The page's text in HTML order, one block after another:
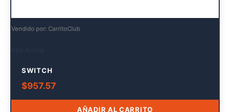
Vendido por: CarritoClub
SWITCH
$957.57
AÑADIR AL CARRITO